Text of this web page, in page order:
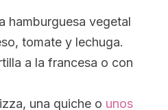
hamburguesa vegetal
tomate y lechuga.
a la francesa o con
una quiche o unos